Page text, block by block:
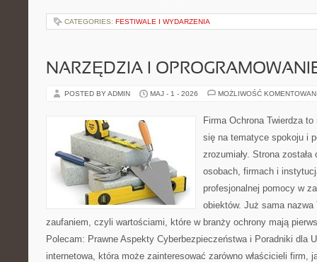
CATEGORIES: FESTIWALE I WYDARZENIA
NARZĘDZIA I
POSTED BY ADMIN MAJ - 1 - 2026 MOŻLIWOŚĆ
Firma Ochrona Twierdza
się na tematyce spokoju i
zrozumiały. Strona
osobach, firmach i
profesjonalnej pomocy w
obiektów. Już sama
zaufaniem, czyli wartościami, które w branży ochrony mają
Polecam: Prawne Aspekty Cyberbezpieczeństwa i Poradniki dla
internetowa, która może zainteresować zarówno właścicieli firm,